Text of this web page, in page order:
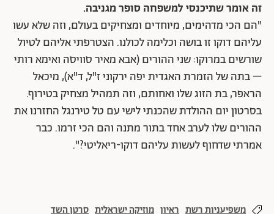
זה אומר שתיכנסי למשפחה סופר מגניבה.
"הם הכי מדהימים, מיוחדים ומצחיקים בעולם, וזה שלא עשו
עליהם דוקו זו בושה וכלימה לכולנו. הצטרפתי אליהם לטיול
שורשים במרוקו: שני ההורים (אבא מאיר סוויסה ואימא רותי
– בתה של הזמרת האגדית יפה ירקוני ז"ל, ד"א), מיכאל
הראפר, בת הזוג שלו ואחותם, וזה תמהיל מצחיק בטירוף.
בסרטון יום ההולדת שהכנתי לישי עם טל טירנגל החזרנו את
ההורים שלו לערב אחד בתור מתנה והם הכי זרמו. כבר
אמרתי שדחוף לעשות עליהם דוקו-ריאליטי?".
משפיעניות רשת ראיון מוזיקה ישראלית סרטן השד